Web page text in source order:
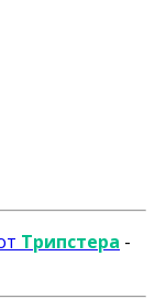
Трипстера -